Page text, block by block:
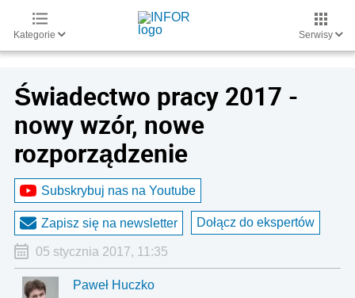
Kategorie Serwisy
Świadectwo pracy 2017 -
nowy wzór, nowe
rozporządzenie
Subskrybuj nas na Youtube
Zapisz się na newsletter Dołącz do ekspertów
05 stycznia 2017, 11:35
Paweł Huczko